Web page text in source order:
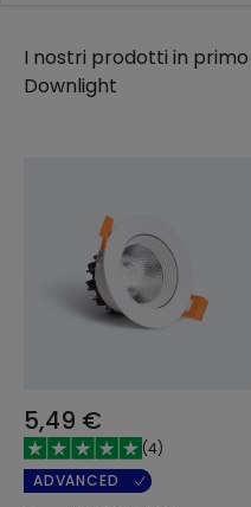
I nostri prodotti in
Downlight
5,49 €
(4)
ADVANCED